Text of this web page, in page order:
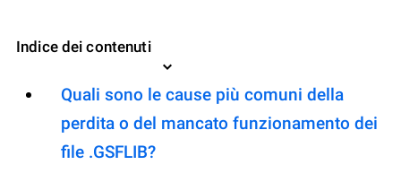
Indice dei contenuti
Quali sono le cause più comuni della
perdita o del mancato funzionamento dei
file .GSFLIB?